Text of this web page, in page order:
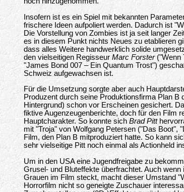
Insofern ist es ein Spiel mit bekannten
frischere Ideen aufpoliert werden. Dadurch ist
Die Vorstellung von Zombies ist ja seit langer
es in diesem Punkt nichts Neues zu etablieren
dass alles Weitere handwerklich solide
den vielseitigen Regisseur Marc Forster("Wenn
"James Bond 007 – Ein Quantum Trost")
Schweiz aufgewachsen ist.
Für die Umsetzung sorgte aber auch
Produzent durch seine Produktionsfirma Plan
Hintergrund) schon vor Erscheinen gesichert.
fiktive Augenzeugenberichte, doch für den Film
Hauptcharakter. So konnte sich Brad Pitt
mit "Troja" von Wolfgang Petersen ("Das Boot",
Film, den Plan B mitproduziert hatte. So kann
sehr vielseitige Pitt noch einmal als Actionheld
Um in den USA eine Jugendfreigabe zu
Grusel- und Bluteffekte überfrachtet. Auch
Grauen im Film steckt, macht dieser Umstand
Horrorfilm nicht so geneigte Zuschauer